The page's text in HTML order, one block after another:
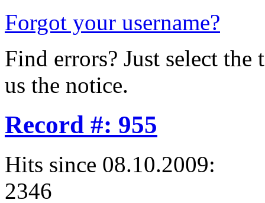
Forgot your username?
Find errors? Just select
us the notice.
Record #: 955
Hits since 08.10.2009:
2346